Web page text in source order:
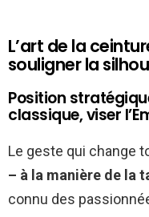
L’art de la
souligner la
Position
classique, viser
Le geste qui change
– à la manière de la
connu des